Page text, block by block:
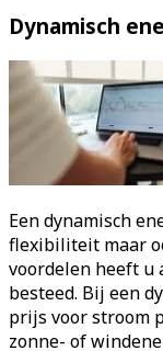
Dynamisch
Een dynamisch
flexibiliteit maar
voordelen heeft u
besteed. Bij een
prijs voor stroom
zonne- of